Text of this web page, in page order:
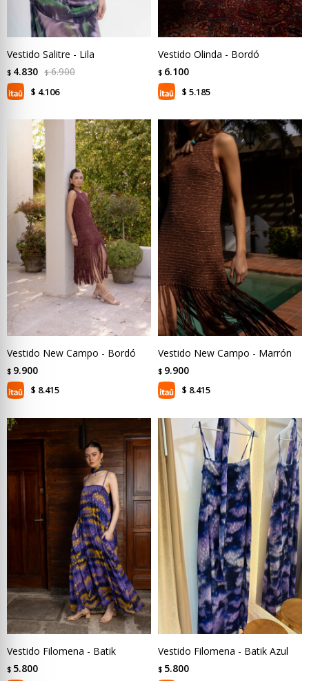
Vestido Salitre - Lila
$ 4.830 $ 6.900
$ 4.106
Vestido Olinda - Bordó
$ 6.100
$ 5.185
Vestido New Campo - Bordó
$ 9.900
$ 8.415
Vestido New Campo - Marrón
$ 9.900
$ 8.415
Vestido Filomena - Batik
$ 5.800
Vestido Filomena - Batik Azul
$ 5.800